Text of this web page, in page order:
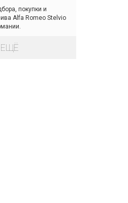
покупки и
Alfa Romeo Stelvio
ЕЩЁ